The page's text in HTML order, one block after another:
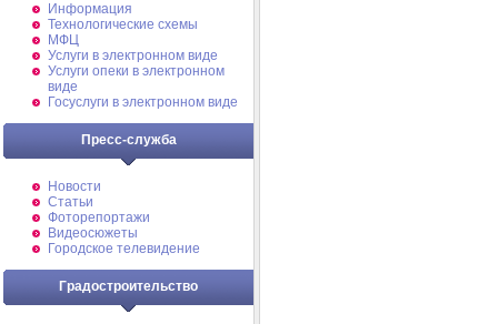
Информация
Технологические схемы
МФЦ
Услуги в электронном виде
Услуги опеки в электронном
виде
Госуслуги в электронном виде
Пресс-служба
Новости
Статьи
Фоторепортажи
Видеосюжеты
Городское телевидение
Градостроительство